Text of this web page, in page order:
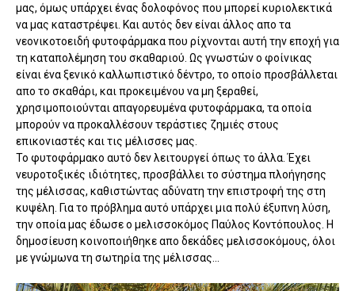
μας, όμως υπάρχει ένας δολοφόνος που μπορεί κυριολεκτικά
να μας καταστρέψει. Και αυτός δεν είναι άλλος απο τα
νεονικοτοειδή φυτοφάρμακα που ρίχνονται αυτή την εποχή για
τη καταπολέμηση του σκαθαριού. Ως γνωστών ο φοίνικας
είναι ένα ξενικό καλλωπιστικό δέντρο, το οποίο προσβάλλεται
απο το σκαθάρι, και προκειμένου να μη ξεραθεί,
χρησιμοποιούνται απαγορευμένα φυτοφάρμακα, τα οποία
μπορούν να προκαλλέσουν τεράστιες ζημιές στους
επικονιαστές και τις μέλισσες μας.
Το φυτοφάρμακο αυτό δεν λειτουργεί όπως το άλλα. Έχει
νευροτοξικές ιδιότητες, προσβάλλει το σύστημα πλοήγησης
της μέλισσας, καθιστώντας αδύνατη την επιστροφή της στη
κυψέλη. Για το πρόβλημα αυτό υπάρχει μια πολύ έξυπνη λύση,
την οποία μας έδωσε ο μελισσοκόμος Παύλος Κοντόπουλος. Η
δημοσίευση κοινοποιήθηκε απο δεκάδες μελισσοκόμους, όλοι
με γνώμωνα τη σωτηρία της μέλισσας...